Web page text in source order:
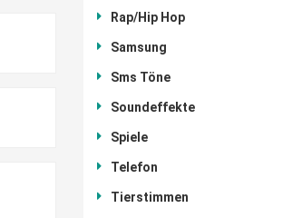
Rap/Hip Hop
Samsung
Sms Töne
Soundeffekte
Spiele
Telefon
Tierstimmen